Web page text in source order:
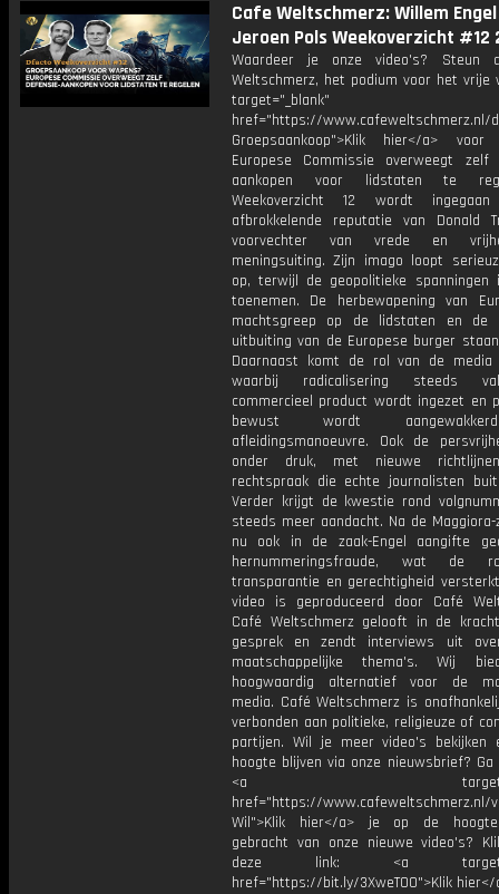
Cafe Weltschmerz: Willem
Jeroen Pols Weekoverzicht #12
Waardeer je onze video's? Steun
Weltschmerz, het podium voor het vrije
target="_blank"
href="https://www.cafeweltschmerz.nl/
Groepsaankoop">Klik hier</a> voor
Europese Commissie overweegt zelf
aankopen voor lidstaten te
Weekoverzicht 12 wordt
afbrokkelende reputatie van Donald
voorvechter van vrede en
meningsuiting. Zijn imago loopt
op, terwijl de geopolitieke spanningen
toenemen. De herbewapening van
machtsgreep op de lidstaten en de
uitbuiting van de Europese burger
Daarnaast komt de rol van de media
waarbij radicalisering steeds
commercieel product wordt ingezet en
bewust wordt
afleidingsmanoeuvre. Ook de
onder druk, met nieuwe
rechtspraak die echte journalisten
Verder krijgt de kwestie rond
steeds meer aandacht. Na de
nu ook in de zaak-Engel aangifte
hernummeringsfraude, wat de
transparantie en gerechtigheid
video is geproduceerd door Café
Café Weltschmerz gelooft in de
gesprek en zendt interviews uit
maatschappelijke thema's. Wij
hoogwaardig alternatief voor de
media. Café Weltschmerz is
verbonden aan politieke, religieuze of
partijen. Wil je meer video's bekijken
hoogte blijven via onze nieuwsbrief? Ga
<a
href="https://www.cafeweltschmerz.nl/
Wil">Klik hier</a> je op de
gebracht van onze nieuwe video's?
deze link: <a
href="https://bit.ly/3XweTO0">Klik hier</